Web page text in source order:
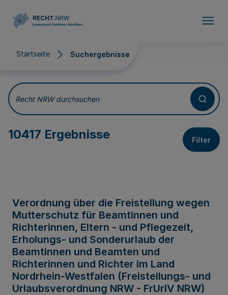
Startseite Suchergebnisse
Suchergebnisse
Recht NRW durchsuchen
10417 Ergebnisse Filter
Verordnung über die Freistellung wegen
Mutterschutz für Beamtinnen und
Richterinnen, Eltern - und Pflegezeit,
Erholungs- und Sonderurlaub der
Beamtinnen und Beamten und
Richterinnen und Richter im Land
Nordrhein-Westfalen (Freistellungs- und
Urlaubsverordnung NRW - FrUrlV NRW)